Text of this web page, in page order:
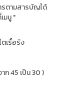
รตามสารบัญได้
มนู "
ตเรื้อรัง
ก 45 เป็น 30 )